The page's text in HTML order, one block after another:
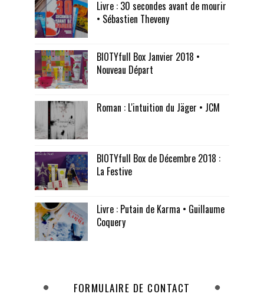
Livre : 30 secondes avant de mourir
• Sébastien Theveny
BIOTYfull Box Janvier 2018 •
Nouveau Départ
Roman : L'intuition du Jäger • JCM
BIOTYfull Box de Décembre 2018 :
La Festive
Livre : Putain de Karma • Guillaume
Coquery
FORMULAIRE DE CONTACT